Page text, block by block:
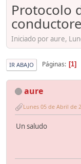
Protocolo
Iniciado por aure,
IR ABAJO Páginas 1
aure
Lunes 05 de Abril de
Un saludo